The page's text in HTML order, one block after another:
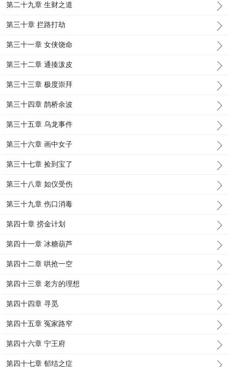
第二十九章 生财之道
第三十章 拦路打劫
第三十一章 女侠饶命
第三十二章 通揍泼皮
第三十三章 极度崇拜
第三十四章 鹊桥余波
第三十五章 乌龙事件
第三十六章 画中女子
第三十七章 捡到宝了
第三十八章 如仪受伤
第三十九章 伤口消毒
第四十章 捞金计划
第四十一章 冰糖葫芦
第四十二章 哄抢一空
第四十三章 老方的理想
第四十四章 寻觅
第四十五章 冤家路窄
第四十六章 宁王府
第四十七章 郁结之症